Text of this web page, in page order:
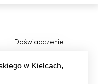
Doświadczenie
w Kielcach,